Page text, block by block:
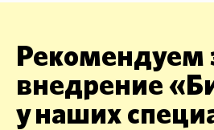
Рекомендуем
внедрение
у наших